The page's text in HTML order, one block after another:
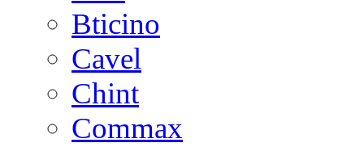
Bticino
Cavel
Chint
Commax